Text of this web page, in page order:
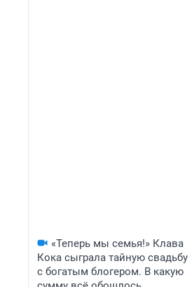
«Теперь мы семья!» Клава
Кока сыграла тайную свадьбу
с богатым блогером. В какую